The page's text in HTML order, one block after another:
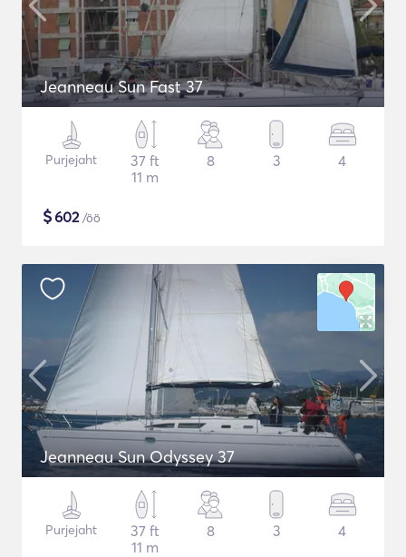
Jeanneau Sun Fast 37
Purjejaht
37 ft
11 m
8 3 4
$602/öö
Jeanneau Sun Odyssey 37
Purjejaht
37 ft
11 m
8 3 4